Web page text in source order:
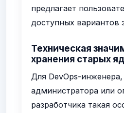
предлагает
доступных вариантов
Техническая
хранения старых
Для DevOps-
администратора или
разработчика такая